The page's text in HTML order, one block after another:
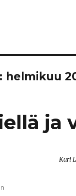
helmikuu
ja
Kari